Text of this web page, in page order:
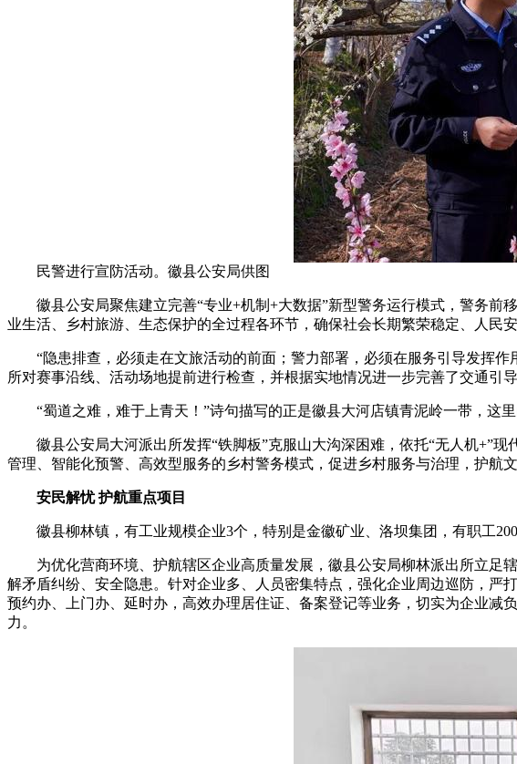
民警进行宣防活动。徽县公安局供图
徽县公安局聚焦建立完善“专业+机制+大数据”新型警务运行模式，警务前
业生活、乡村旅游、生态保护的全过程各环节，确保社会长期繁荣稳定、人民安
“隐患排查，必须走在文旅活动的前面；警力部署，必须在服务引导发挥作
所对赛事沿线、活动场地提前进行检查，并根据实地情况进一步完善了交通引
“蜀道之难，难于上青天！”诗句描写的正是徽县大河店镇青泥岭一带，这里
徽县公安局大河派出所发挥“铁脚板”克服山大沟深困难，依托“无人机+”现
管理、智能化预警、高效型服务的乡村警务模式，促进乡村服务与治理，护航文
安民解忧 护航重点项目
徽县柳林镇，有工业规模企业3个，特别是金徽矿业、洛坝集团，有职工
为优化营商环境、护航辖区企业高质量发展，徽县公安局柳林派出所立足
解矛盾纠纷、安全隐患。针对企业多、人员密集特点，强化企业周边巡防，
预约办、上门办、延时办，高效办理居住证、备案登记等业务，切实为企业
力。